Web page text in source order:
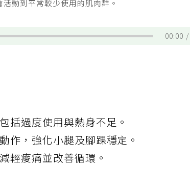
動到平常較少使用的肌肉群。
00:00
括過度使用與熱身不足。
作，強化小腿及腳踝穩定。
輕痠痛並改善循環。